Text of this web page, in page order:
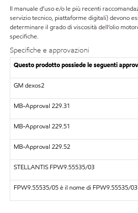
Il manuale d’uso e/o le più recenti
servizio tecnico, piattaforme digitali) devono
determinare il grado di viscosità dell’olio
specifiche.
Specifiche e approvazioni
Questo prodotto possiede le seguenti
GM dexos2
MB-Approval 229.31
MB-Approval 229.51
MB-Approval 229.52
STELLANTIS FPW9.55535/03
FPW9.55535/05 è il nome di FPW9.55535/